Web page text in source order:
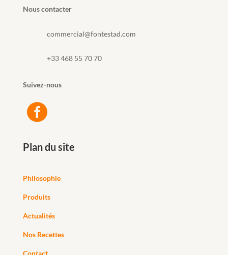
Nous contacter
commercial@fontestad.com
+33 468 55 70 70
Suivez-nous

Plan du site
Philosophie
Produits
Actualités
Nos Recettes
Contact